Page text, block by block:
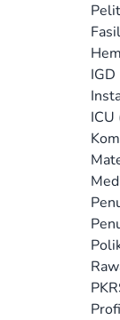
ICU